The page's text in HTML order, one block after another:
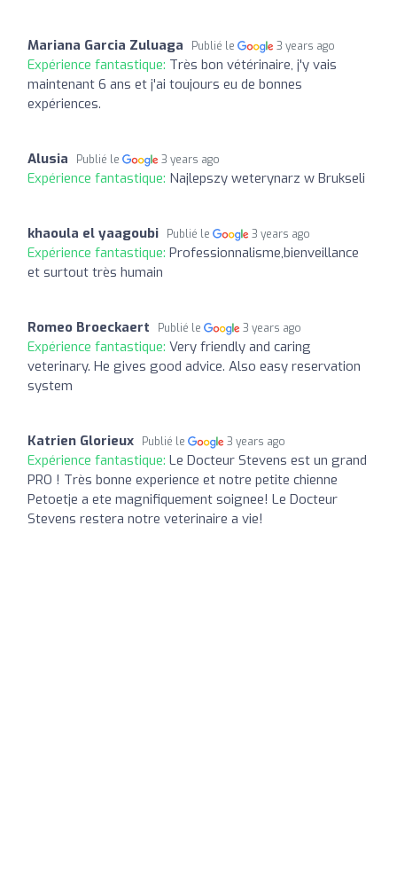
Mariana Garcia Zuluaga Publié le 3 years ago
Expérience fantastique: Très bon vétérinaire, j'y vais
maintenant 6 ans et j'ai toujours eu de bonnes
expériences.
Alusia Publié le 3 years ago
Expérience fantastique: Najlepszy weterynarz w Brukseli
khaoula el yaagoubi Publié le 3 years ago
Expérience fantastique: Professionnalisme,bienveillance
et surtout très humain
Romeo Broeckaert Publié le 3 years ago
Expérience fantastique: Very friendly and caring
veterinary. He gives good advice. Also easy reservation
system
Katrien Glorieux Publié le 3 years ago
Expérience fantastique: Le Docteur Stevens est un grand
PRO ! Très bonne experience et notre petite chienne
Petoetje a ete magnifiquement soignee! Le Docteur
Stevens restera notre veterinaire a vie!